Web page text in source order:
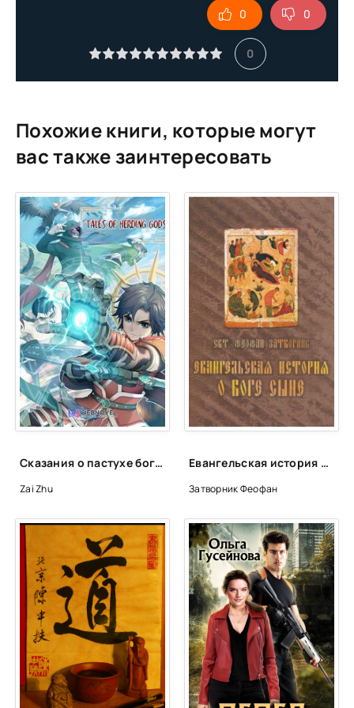
10. Zai Zhu, Pig Nerd - Сказание о пастухе богов. Том 1
11. Zai Zhu, Pig Nerd - Сказание о пастухе богов. Том 1
0
0 0
Похожие книги, которые могут
вас также заинтересовать
Сказания о пастухе богов. Том 2 - Zhu Zai
Zai Zhu
Евангельская история о Боге Сыне - Феофан Затворник
Затворник Феофан